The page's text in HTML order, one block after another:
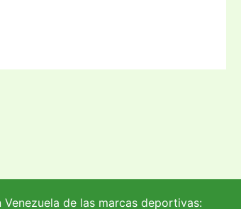
de las marcas deportivas: